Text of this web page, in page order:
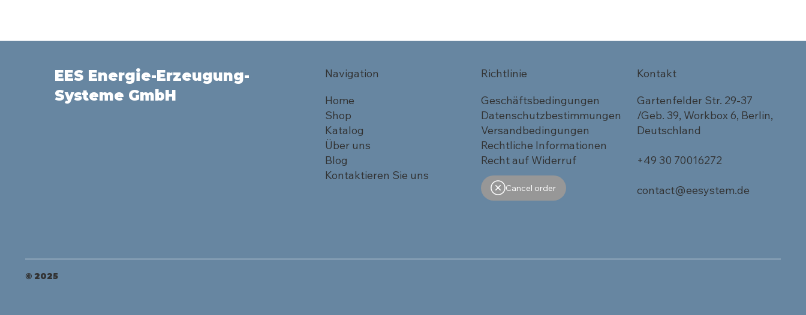
EES Energie-Erzeugung-
Systeme GmbH
Navigation
Home
Shop
Katalog
Über uns
Blog
Kontaktieren Sie uns
Richtlinie
Geschäftsbedingungen
Datenschutzbestimmungen
Versandbedingungen
Rechtliche Informationen
Recht auf Widerruf
Cancel order
Kontakt
Gartenfelder Str. 29-37
/Geb. 39, Workbox 6, Berlin,
Deutschland
+49 30 70016272
contact@eesystem.de
© 2025